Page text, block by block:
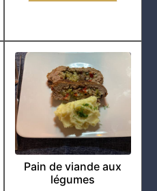
Pain de viande aux
légumes